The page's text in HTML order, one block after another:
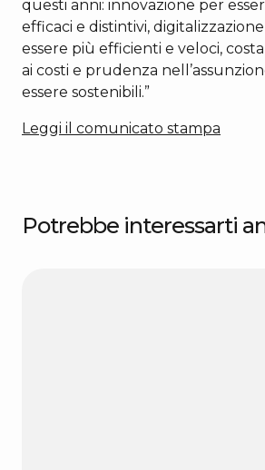
questi anni: innovazione per
efficaci e distintivi,
essere più efficienti e veloci,
ai costi e prudenza
essere sostenibili.”
Leggi il comunicato stampa
Potrebbe interessarti